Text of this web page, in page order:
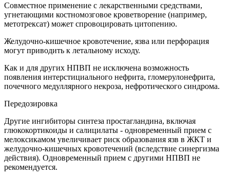
Совместное применение с лекарственными средствами,
угнетающими костномозговое кроветворение (например,
метотрексат) может спровоцировать цитопению.
Желудочно-кишечное кровотечение, язва или перфорация
могут приводить к летальному исходу.
Как и для других НПВП не исключена возможность
появления интерстициального нефрита, гломерулонефрита,
почечного медуллярного некроза, нефротического синдрома.
Передозировка
Другие ингибиторы синтеза простагландина, включая
глюкокортикоиды и салицилаты - одновременный прием с
мелоксикамом увеличивает риск образования язв в ЖКТ и
желудочно-кишечных кровотечений (вследствие синергизма
действия). Одновременный прием с другими НПВП не
рекомендуется.